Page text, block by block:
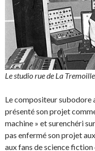
Le studio rue de La
Le compositeur subodore
présenté son projet
machine » et surenchéri
pas enfermé son projet
aux fans de science